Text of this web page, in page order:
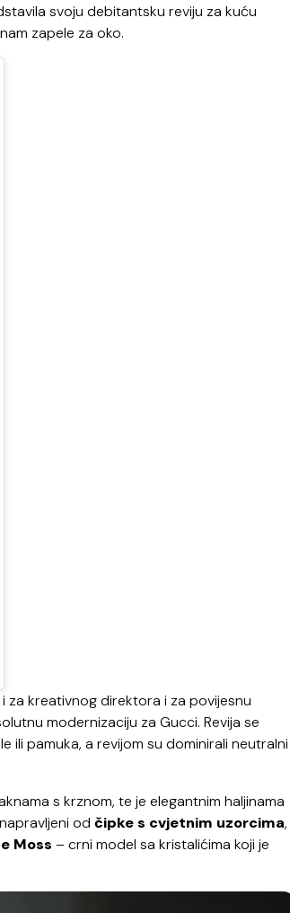
svoju debitantsku reviju za kuću
zapele za oko.
za kreativnog direktora i za povijesnu
modernizaciju za Gucci. Revija se
ili pamuka, a revijom su dominirali neutralni
s krznom, te je elegantnim haljinama
od čipke s cvjetnim uzorcima,
Moss – crni model sa kristalićima koji je